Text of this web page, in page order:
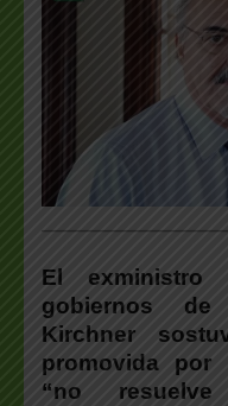
El
gobiernos
Kirchner
promovida por
“no